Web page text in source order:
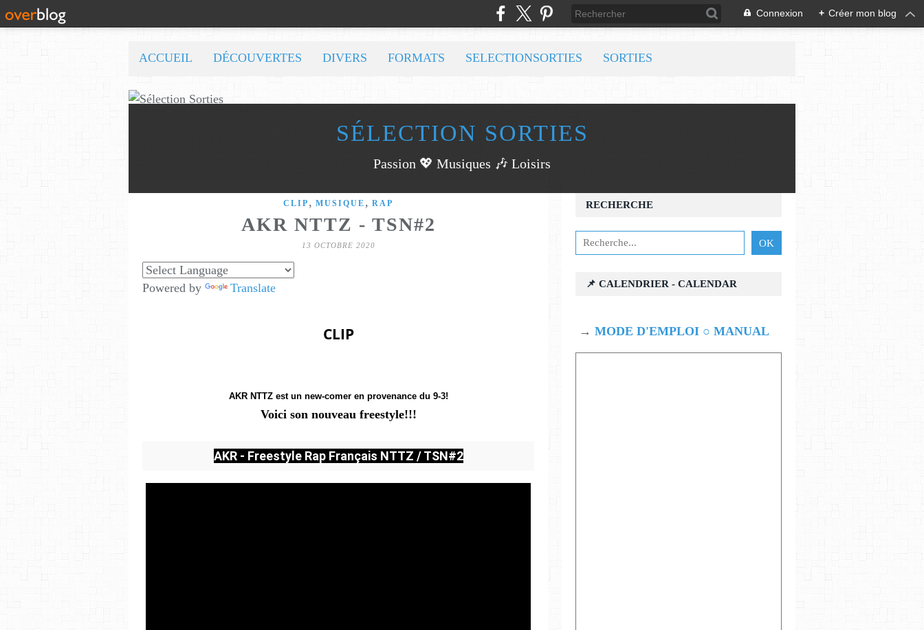
Connexion + Créer mon blog
SÉLECTION SORTIES
Passion 💖 Musiques 🎶 Loisirs
ACCUEIL DÉCOUVERTES DIVERS FORMATS SELECTIONSORTIES SORTIES
CLIP , MUSIQUE , RAP
AKR NTTZ - TSN#2
13 OCTOBRE 2020
Powered by Translate
CLIP
AKR NTTZ est un new-comer en provenance du 9-3!
Voici son nouveau freestyle!!!
AKR - Freestyle Rap Français NTTZ / TSN#2
RECHERCHE
📌 CALENDRIER - CALENDAR
→ MODE D'EMPLOI ○ MANUAL